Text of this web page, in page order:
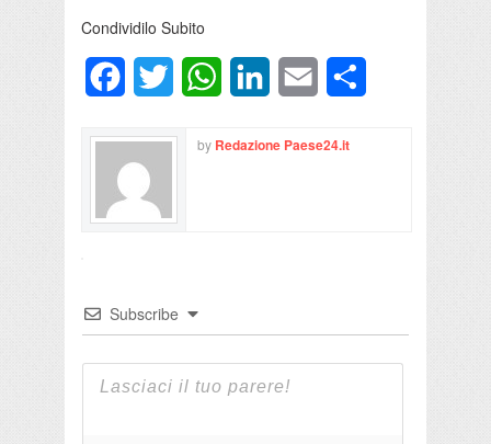
Condividilo Subito
FacebookTwitter WhatsAppLinkedInEmail
by Redazione Paese24.it
Subscribe